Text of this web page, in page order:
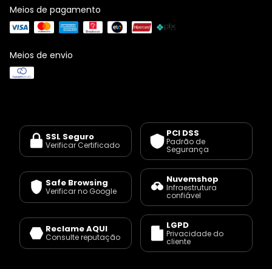
Meios de pagamento
Meios de envio
SSL Seguro
Verificar Certificado
PCI DSS
Padrão de
Segurança
Safe Browsing
Verificar no Google
Nuvemshop
Infraestrutura
confiável
Reclame AQUI
Consulte reputação
LGPD
Privacidade do
cliente